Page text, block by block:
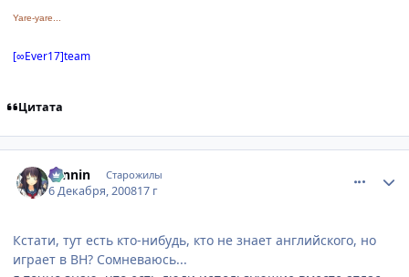
Yare-yare...
[∞Ever17]team
Цитата
ronnin Старожилы
6 Декабря, 200817 г
Кстати, тут есть кто-нибудь, кто не знает английского, но
играет в ВН? Сомневаюсь...